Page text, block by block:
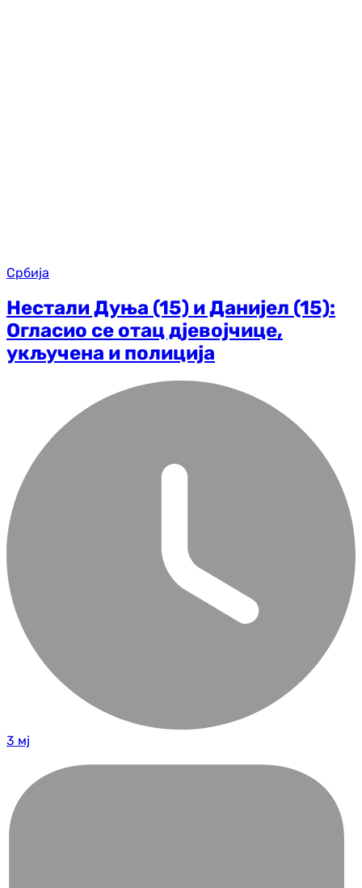
Србија
Нестали Дуња (15) и Данијел (15):
Огласио се отац дјевојчице,
укључена и полиција
3 мј